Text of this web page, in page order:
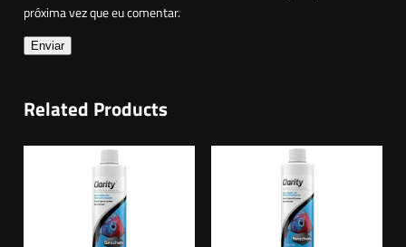
próxima vez que eu comentar.
Related Products